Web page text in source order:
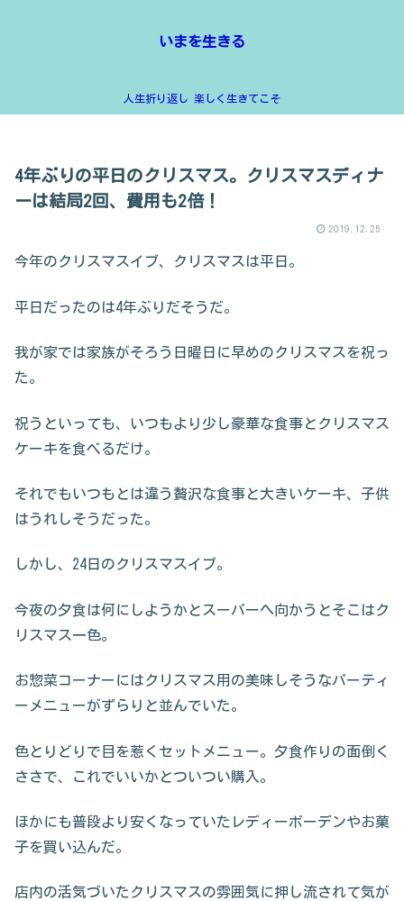
いまを生きる
人生折り返し 楽しく生きてこそ
4年ぶりの平日のクリスマス。クリスマスディナ
ーは結局2回、費用も2倍！
2019.12.25
今年のクリスマスイブ、クリスマスは平日。
平日だったのは4年ぶりだそうだ。
我が家では家族がそろう日曜日に早めのクリスマスを祝っ
た。
祝うといっても、いつもより少し豪華な食事とクリスマス
ケーキを食べるだけ。
それでもいつもとは違う贅沢な食事と大きいケーキ、子供
はうれしそうだった。
しかし、24日のクリスマスイブ。
今夜の夕食は何にしようかとスーパーへ向かうとそこはク
リスマス一色。
お惣菜コーナーにはクリスマス用の美味しそうなパーティ
ーメニューがずらりと並んでいた。
色とりどりで目を惹くセットメニュー。夕食作りの面倒く
ささで、これでいいかとついつい購入。
ほかにも普段より安くなっていたレディーボーデンやお菓
子を買い込んだ。
店内の活気づいたクリスマスの雰囲気に押し流されて気が